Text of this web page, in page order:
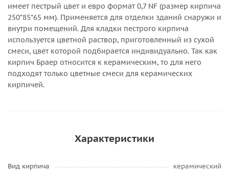
имеет пестрый цвет и евро формат 0,7 NF (размер кирпича
250*85*65 мм). Применяется для отделки зданий снаружи и
внутри помещений. Для кладки пестрого кирпича
используется цветной раствор, приготовленный из сухой
смеси, цвет которой подбирается индивидуально. Так как
кирпич Браер относится к керамическим, то для него
подходят только цветные смеси для керамических
кирпичей.
Характеристики
Вид кирпича
керамический